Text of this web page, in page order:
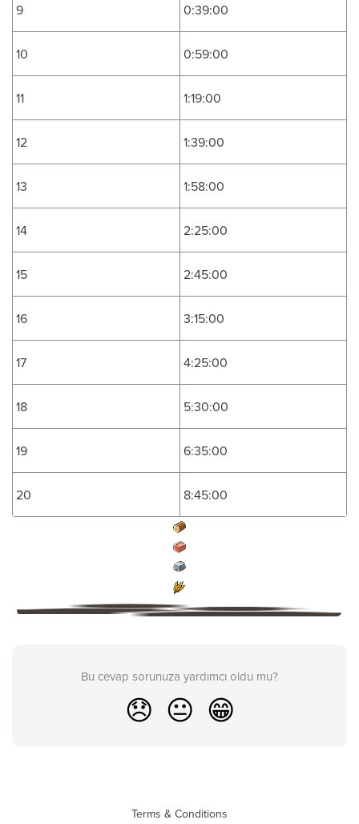
9 0:39:00
10 0:59:00
11 1:19:00
12 1:39:00
13 1:58:00
14 2:25:00
15 2:45:00
16 3:15:00
17 4:25:00
18 5:30:00
19 6:35:00
20 8:45:00
Bu cevap sorunuza yardımcı oldu mu?
😞 😐 😁
Terms & Conditions